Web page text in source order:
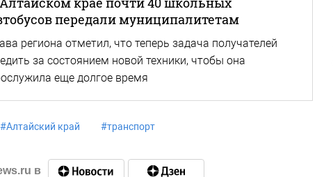
передали муниципалитетам
региона отметил, что теперь задача получателей
за состоянием новой техники, чтобы она
еще долгое время
#Алтайский край #транспорт
в